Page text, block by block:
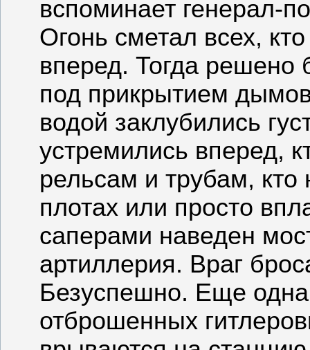
вспоминает генерал-
Огонь сметал всех,
вперед. Тогда решено
под прикрытием
водой заклубились
устремились вперед,
рельсам и трубам, кто
плотах или просто
саперами наведен
артиллерия. Враг
Безуспешно. Еще
отброшенных